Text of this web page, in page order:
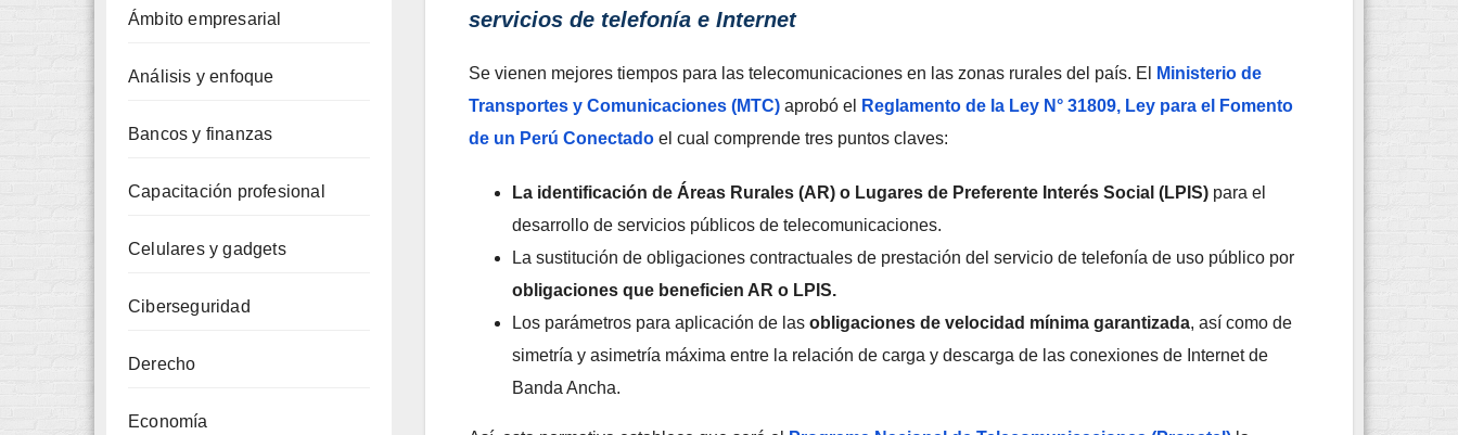
Ámbito empresarial
Análisis y enfoque
Bancos y finanzas
Capacitación profesional
Celulares y gadgets
Ciberseguridad
Derecho
Economía
servicios de telefonía e Internet
Se vienen mejores tiempos para las telecomunicaciones en las zonas rurales del país. El
Ministerio de
Transportes y Comunicaciones (MTC) aprobó el
Reglamento de la Ley N° 31809, Ley para el Fomento
de un Perú Conectado el cual comprende tres puntos claves:
La identificación de Áreas Rurales (AR) o Lugares de Preferente Interés Social (LPIS) para el
desarrollo de servicios públicos de telecomunicaciones.
La sustitución de obligaciones contractuales de prestación del servicio de telefonía de uso público por
obligaciones que beneficien AR o LPIS.
Los parámetros para aplicación de las obligaciones de velocidad mínima garantizada, así como de
simetría y asimetría máxima entre la relación de carga y descarga de las conexiones de Internet de
Banda Ancha.